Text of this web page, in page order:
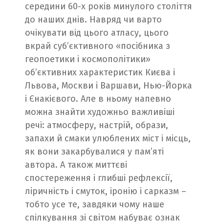
середини 60-х років минулого століття
до наших днів. Навряд чи варто
очікувати від цього атласу, цього
вкрай суб’єктивного «посібника з
геопоетики і космополітики»
об’єктивних характеристик Києва і
Львова, Москви і Варшави, Нью-Йорка
і Єнакієвого. Але в ньому напевно
можна знайти художньо важливіші
речі: атмосферу, настрій, образи,
запахи й смаки улюблених міст і місць,
як вони закарбувалися у пам’яті
автора. А також миттєві
спостереження і глибші рефлексії,
ліричність і смуток, іронію і сарказм –
тобто усе те, завдяки чому наше
спілкування зі світом набуває ознак